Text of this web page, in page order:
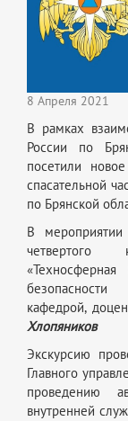
8 Апреля 2021
В рамках
России по
посетили
спасательной
по Брянской
В
четвертого
кафедрой,
Хлопяников
Экскурсию
Главного
проведению
внутренней